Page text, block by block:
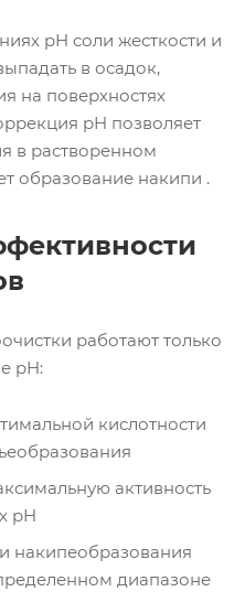
pH соли жесткости и
в осадок,
на поверхностях
pH позволяет
в растворенном
образование накипи .
работают только
pH:
кислотности
активность
pH
накипеобразования
диапазоне